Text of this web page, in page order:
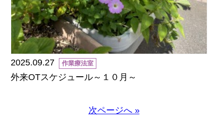
2025.09.27 作業療法室
外来OTスケジュール～１０月～
次ページへ »